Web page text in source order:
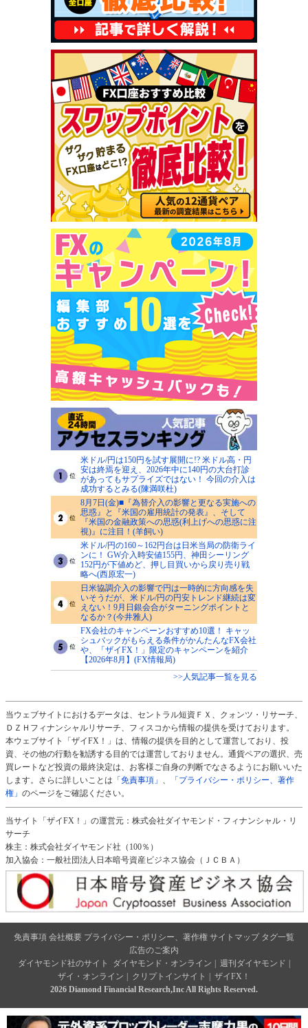
米ドル/円は150円を試す展開に!? 米ドル高・円
安は終焉を迎え、2026年中に140円の大台打診
があってもサプライズではない！ 今回の介入は
成功するとみる(陳満咲杜)
8月7日(金)■『為替介入の影響と更なる実施への
思惑』と『米国の雇用統計の発表』、そして
『米国の金融政策への思惑(利上げへの思惑に注
視)』に注目！(羊飼い)
米ドル/円の160～162円台は日米当局の防衛ライ
ンに！ GW介入時安値155円、神田シーリング
152円が下値めど、押し目買いから戻り売り戦
略へ(西原宏一)
日米協調介入の影響で円は一時的に方向感を失
いそうだが、米ドル/円の円安トレンド継続は変
えない！9月日銀会合がターニングポイントと
なるか？(今井雅人)
FX会社のキャンペーンおすすめ10選！ キャッ
シュバックがもらえる条件がかんたんなFX会社
や、「ザイFX！」限定のキャンペーンを紹介
【2026年8月】(FX情報局)
>>人気記事一覧を見る
当ウェブサイトにおけるデータは、セントラル短資ＦＸ、クォンツ・リサーチ、
ＤＺＨフィナンシャルリサーチ、フィスコから情報の提供を受けております。
本ウェブサイト「ザイFX！」は、情報の提供を目的として運営しており、投
資、その他の行動を勧誘する目的では運営しておりません。通貨ペアの選択、売
買レートなど投資の最終決定は、お客様ご自身の判断でなさるようにお願いいた
します。さらに詳しいことは 「免責事項」 、
「プライバシー・ポリシー、著作
権」 のページをご確認ください。
当サイト「ザイFX！」の運営元：株式会社ダイヤモンド・フィナンシャル・リ
サーチ
株主：株式会社ダイヤモンド社（100％）
加入協会：一般社団法人日本暗号資産ビジネス協会（ＪＣＢＡ）
免責事項 会社概要 プライバシー・ポリシー、著作権 サイトマップ タグ一覧
広告のご案内
ダイヤモンド社のサイト
ダイヤモンド・オンライン 週刊ダイヤモンド
ザイ・オンライン
クリプトインサイト
ザイFX！
2026 Diamond Financial Research,Inc All Rights Reserved.